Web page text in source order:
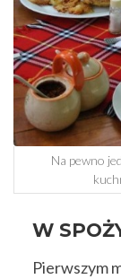
Na pewno
W
Pierwszym